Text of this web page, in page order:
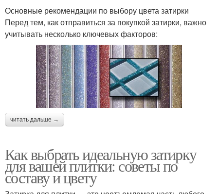
Основные рекомендации по выбору цвета затирки
Перед тем, как отправиться за покупкой затирки, важно
учитывать несколько ключевых факторов:
читать дальше →
Как выбрать идеальную затирку
для вашей плитки: советы по
составу и цвету